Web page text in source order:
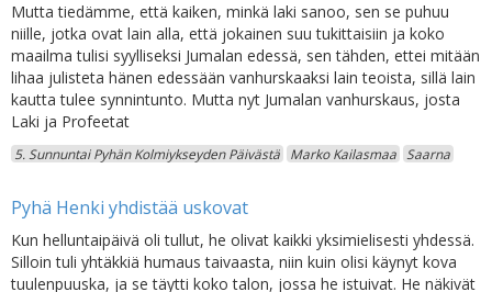
Mutta tiedämme, että kaiken, minkä laki sanoo, sen se puhuu
niille, jotka ovat lain alla, että jokainen suu tukittaisiin ja koko
maailma tulisi syylliseksi Jumalan edessä, sen tähden, ettei mitään
lihaa julisteta hänen edessään vanhurskaaksi lain teoista, sillä lain
kautta tulee synnintunto. Mutta nyt Jumalan vanhurskaus, josta
Laki ja Profeetat
5. Sunnuntai Pyhän Kolmiykseyden Päivästä Marko Kailasmaa Saarna
Pyhä Henki yhdistää uskovat
Kun helluntaipäivä oli tullut, he olivat kaikki yksimielisesti yhdessä.
Silloin tuli yhtäkkiä humaus taivaasta, niin kuin olisi käynyt kova
tuulenpuuska, ja se täytti koko talon, jossa he istuivat. He näkivät